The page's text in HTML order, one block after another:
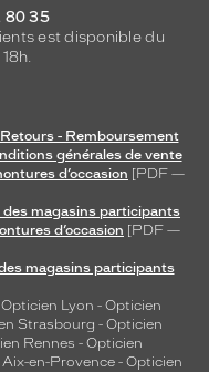
80 35
est disponible du
- Remboursement
générales de vente
d’occasion [PDF —
des magasins participants
d’occasion [PDF —
magasins participants
Opticien Lyon - Opticien
Strasbourg - Opticien
Rennes - Opticien
en-Provence - Opticien